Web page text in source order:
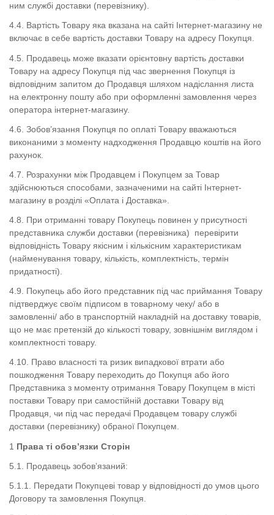
ним службі доставки (перевізнику).
4.4. Вартість Товару яка вказана на сайті Інтернет-магазину не
включає в себе вартість доставки Товару на адресу Покупця.
4.5.
Продавець може вказати орієнтовну вартість доставки
Товару на адресу Покупця під час звернення Покупця із
відповідним запитом до Продавця шляхом надіслання листа
на електронну пошту або при оформленні замовлення через
оператора інтернет-магазину.
4.6. Зобов’язання Покупця по оплаті Товару вважаються
виконаними з моменту надходження Продавцю коштів на його
рахунок.
4.7.
Розрахунки між Продавцем і Покупцем за Товар
здійснюються способами, зазначеними на сайті Інтернет-
магазину в розділі «Оплата і Доставка».
4.8.
При отриманні товару Покупець повинен у присутності
представника служби доставки (перевізника) перевірити
відповідність Товару якісним і кількісним характеристикам
(найменування товару, кількість, комплектність, термін
придатності).
4.9. Покупець або його представник під час приймання Товару
підтверджує своїм підписом в товарному чеку/ або в
замовленні/ або в транспортній накладній на доставку товарів,
що не має претензій до кількості товару, зовнішнім виглядом і
комплектності товару.
4.10. Право власності та ризик випадкової втрати або
пошкодження Товару переходить до Покупця або його
Представника з моменту отримання Товару Покупцем в місті
поставки Товару при самостійній доставки Товару від
Продавця, чи під час передачі Продавцем товару службі
доставки (перевізнику) обраної Покупцем.
Права ті обов’язки Сторін
5.1. Продавець зобов’язаний:
5.1.1. Передати Покупцеві товар у відповідності до умов цього
Договору та замовлення Покупця.